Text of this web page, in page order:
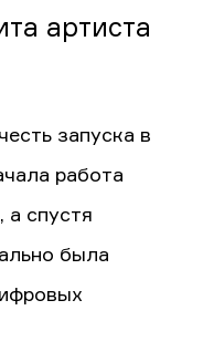
артиста
запуска в
работа
а спустя
была